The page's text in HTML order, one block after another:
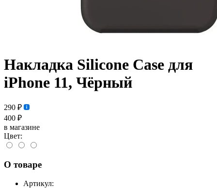
Накладка Silicone Case для
iPhone 11, Чёрный
290 ₽
400 ₽
в магазине
Цвет:
О товаре
Артикул: